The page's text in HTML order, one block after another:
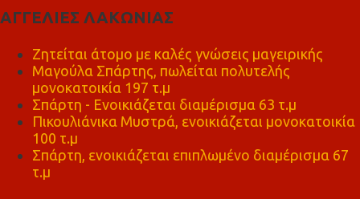
ΑΓΓΕΛΙΕΣ ΛΑΚΩΝΙΑΣ
Ζητείται άτομο με καλές γνώσεις μαγειρικής
Μαγούλα Σπάρτης, πωλείται πολυτελής
μονοκατοικία 197 τ.μ
Σπάρτη - Ενοικιάζεται διαμέρισμα 63 τ.μ
Πικουλιάνικα Μυστρά, ενοικιάζεται μονοκατοικία
100 τ.μ
Σπάρτη, ενοικιάζεται επιπλωμένο διαμέρισμα 67
τ.μ